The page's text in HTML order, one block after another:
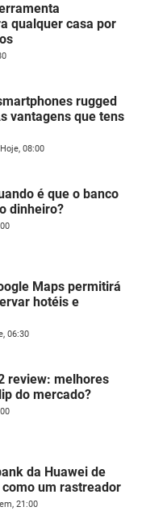
qualquer casa por
rugged
vantagens que tens
Hoje, 08:00
é que o banco
dinheiro?
Maps permitirá
hotéis e
06:30
review: melhores
do mercado?
da Huawei de
um rastreador
21:00